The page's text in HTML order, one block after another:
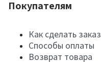
Покупателям
Как сделать заказ
Способы оплаты
Возврат товара